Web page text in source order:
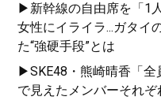
▶新幹線の自由席を「1
女性にイライラ...ガタイ
た“強硬手段”とは
▶SKE48・熊崎晴香「全
で見えたメンバーそれぞ